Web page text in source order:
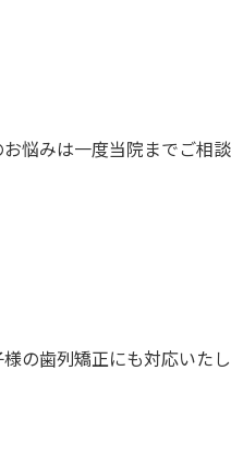
悩みは一度当院までご相談
の歯列矯正にも対応いたし